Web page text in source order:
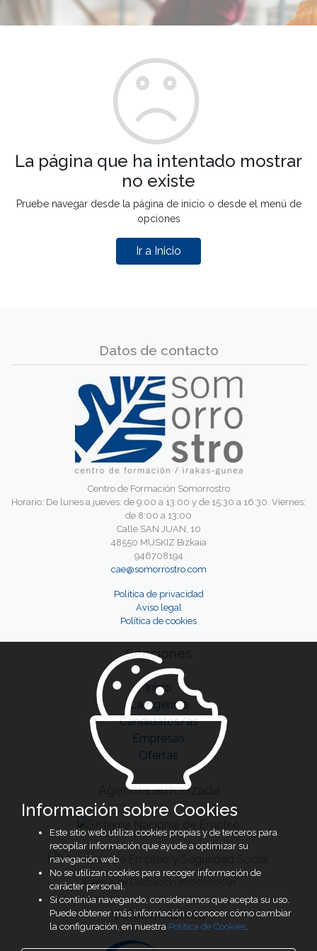
La página que ha intentado mostrar
no existe
Pruebe navegar desde la página de inicio o desde el menú de
opciones
Ir a Inicio
Datos de contacto
Centro de Formación Somorrostro
Horario: De lunes a jueves: de 9:00 a 13:00 y de 15:30 a 16:30. Viernes:
de 8:00 a 13:00
Calle SAN JUAN, 10
48550 MUSKIZ Bizkaia
946708194
cae@somorrostro.com
Política de privacidad
Aviso legal
Política de cookies
Secciones
Inicio
La Agencia
Candidatos/as
Empresas
Ofertas
Agencia autorizada
Agencia de Colocación 1600000091
Colaboradores
Información sobre Cookies
Este sitio web utiliza cookies propias y de terceros para
recopilar información que ayude a optimizar su
navegación web.
No se utilizan cookies para recoger información de
carácter personal.
Si continúa navegando, consideramos que acepta su uso.
Puede obtener más información o conocer cómo cambiar
la configuración, en nuestra Política de Cookies.